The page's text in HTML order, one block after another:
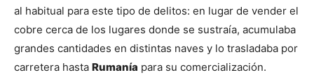
al habitual para este tipo de delitos: en lugar de vender el
cobre cerca de los lugares donde se sustraía, acumulaba
grandes cantidades en distintas naves y lo trasladaba por
carretera hasta Rumanía para su comercialización.